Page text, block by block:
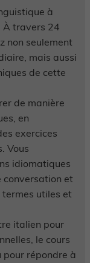
à
À travers 24
non seulement
mais aussi
de cette
de manière
en
exercices
Vous
idiomatiques
et
utiles et
italien pour
le cours
pour répondre à